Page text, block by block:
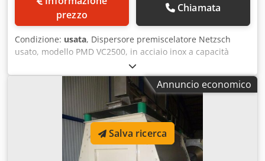
prezzo
Chiamata
Condizione: usata, Dispersore premiscelatore Netzsch
usato, modello PMD VC2500, in acciaio inox a capacità
variabile. Capacità operativa circa 600-2500 litri. Unità
dotata di base saldata e testa superiore bombata
imbullonata. Agitatore a pale inclinate a tre livelli e quattro
pale in acciaio inox montato dall’alto, azionato
direttamente da motore 7,5kW, 415 Volt, 3/50, 1435rpm
tramite riduttore Renold modello PM60 con rapporto di
riduzione 48,2/1. L’unità è inoltre dotata di agitatore
raschiatore di superficie in acciaio inox con ingresso dal
Annuncio economico
Salva ricerca